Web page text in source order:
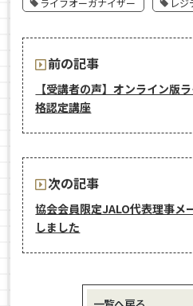
前の記事
【受講者の声】オンライン版
格認定講座
次の記事
協会会員限定JALO代表理事
しました